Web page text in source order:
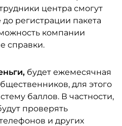
центра смогут
регистрации пакета
компании
справки.
будет ежемесячная
для этого
баллов. В частности,
проверять
и других